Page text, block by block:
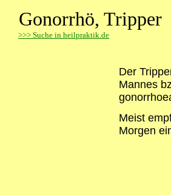
Gonorrhö, Tripper
>>> Suche in heilpraktik.de
Der
Mannes
Meist
Morgen